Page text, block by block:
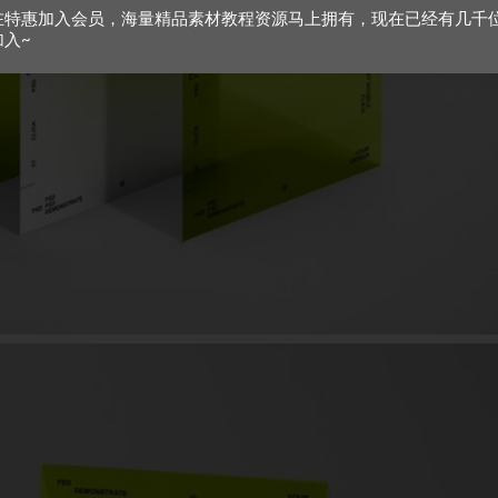
特惠加入会员，海量精品素材教程资源马上拥有，现在已经有几千
入~